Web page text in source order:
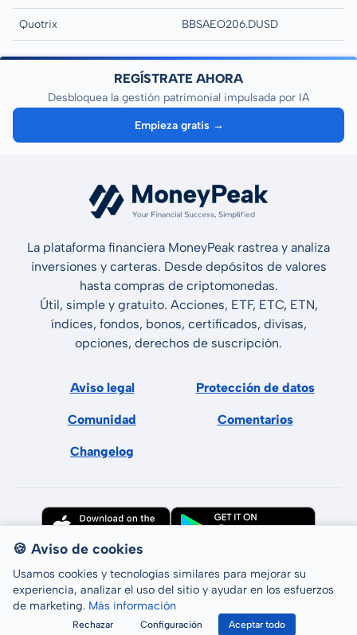
Quotrix BBSAEO206.DUSD
REGÍSTRATE AHORA
Desbloquea la gestión patrimonial impulsada por IA
Empieza gratis →
La plataforma financiera MoneyPeak rastrea y analiza
inversiones y carteras. Desde depósitos de valores
hasta compras de criptomonedas.
Útil, simple y gratuito. Acciones, ETF, ETC, ETN,
índices, fondos, bonos, certificados, divisas,
opciones, derechos de suscripción.
Aviso legal Protección de datos
Comunidad Comentarios
Changelog
Todos los derechos reservados © LCP GmbH 2026
🍪 Aviso de cookies
Usamos cookies y tecnologías similares para mejorar su
experiencia, analizar el uso del sitio y ayudar en los esfuerzos
de marketing. Más información
Rechazar Configuración Aceptar todo